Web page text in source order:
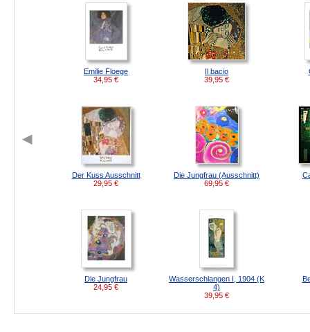
Emilie Floege
34,95 €
Il bacio
39,95 €
Der Kuss Ausschnitt
29,95 €
Die Jungfrau (Ausschnitt)
69,95 €
Die Jungfrau
24,95 €
Wasserschlangen I, 1904 (K
4)
39,95 €